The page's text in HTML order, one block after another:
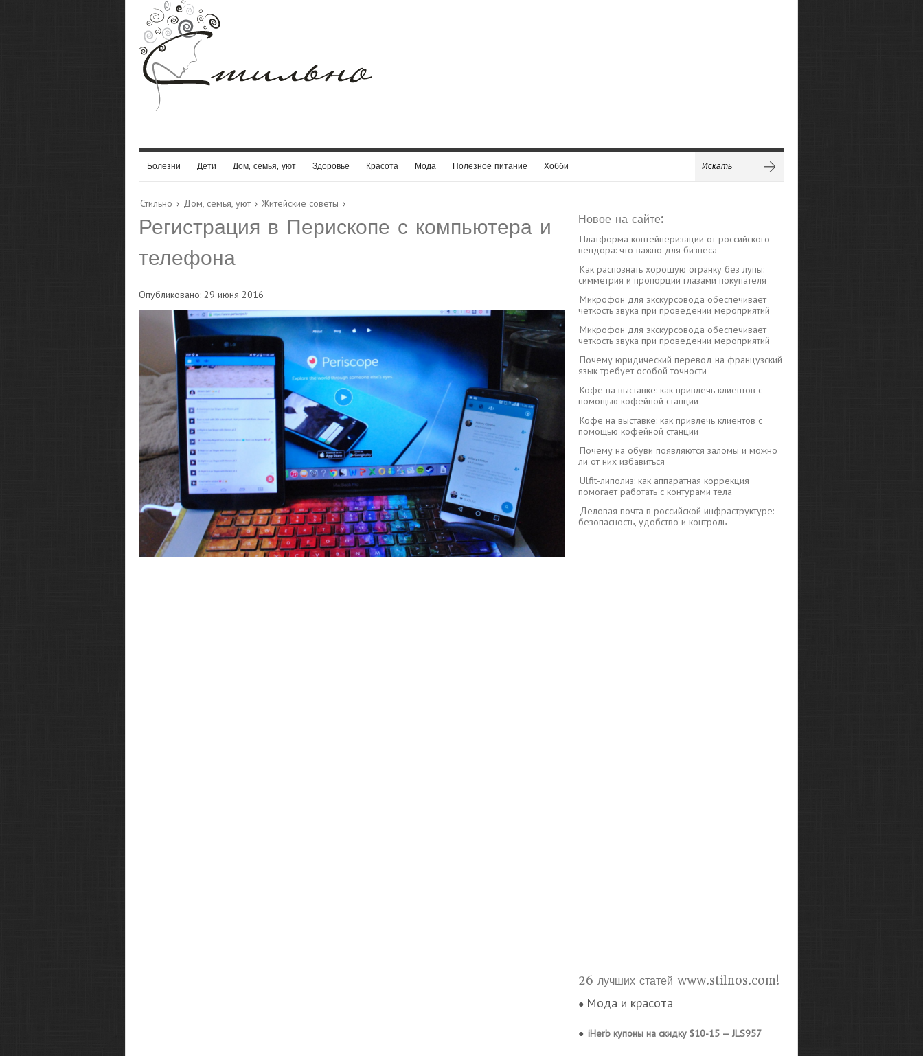
Болезни Дети Дом, семья, уют Здоровье Красота Мода Полезное питание Хобби
Стильно › Дом, семья, уют › Житейские советы ›
Регистрация в Перископе с компьютера и
телефона
Опубликовано: 29 июня 2016
Новое на сайте:
Платформа контейнеризации от российского
вендора: что важно для бизнеса
Как распознать хорошую огранку без лупы:
симметрия и пропорции глазами покупателя
Микрофон для экскурсовода обеспечивает
четкость звука при проведении мероприятий
Микрофон для экскурсовода обеспечивает
четкость звука при проведении мероприятий
Почему юридический перевод на французский
язык требует особой точности
Кофе на выставке: как привлечь клиентов с
помощью кофейной станции
Кофе на выставке: как привлечь клиентов с
помощью кофейной станции
Почему на обуви появляются заломы и можно
ли от них избавиться
Ulfit-липолиз: как аппаратная коррекция
помогает работать с контурами тела
Деловая почта в российской инфраструктуре:
безопасность, удобство и контроль
26 лучших статей www.stilnos.com!
● Мода и красота
● iHerb купоны на скидку $10-15 — JLS957